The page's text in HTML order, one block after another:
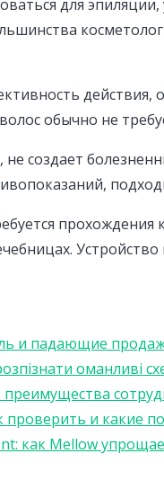
для
действия,
обычно не
создает
и падающие
оманливі
и какие
как Mellow